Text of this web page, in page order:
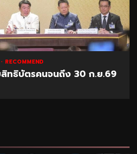
RECOMMEND
สิทธิบัตรคนจนถึง 30 ก.ย.69